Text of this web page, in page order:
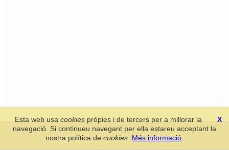
Secció de Llengua i Lliteratura Valencianes-Real Acadèmia de
Cultura Valenciana-Política de privacitat
X
Esta web usacookies pròpies i de tercers per a millorar la
navegació. Si continueu navegant per ella estareu acceptant la
nostra política de cookies Més informació